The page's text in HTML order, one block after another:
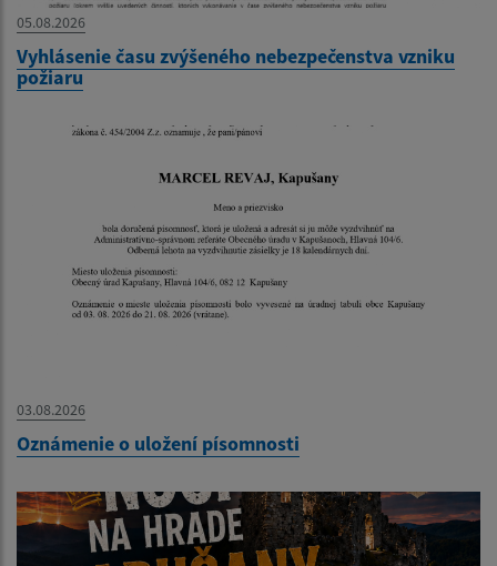
05.08.2026
Vyhlásenie času zvýšeného nebezpečenstva vzniku
požiaru
03.08.2026
Oznámenie o uložení písomnosti